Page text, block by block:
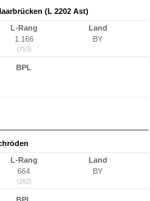
(L 2202 Ast)
L-Rang
1.166
(753)
Land
BY
BPL
L-Rang
664
(262)
Land
BY